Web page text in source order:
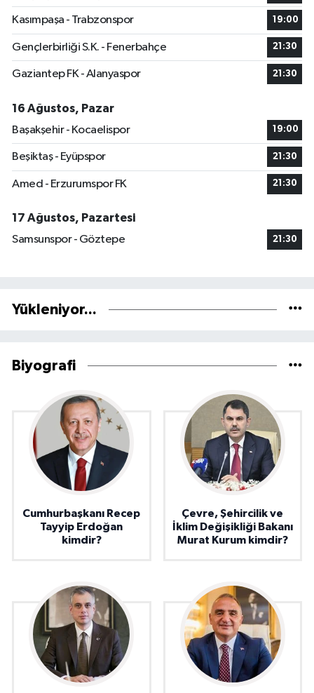
Kasımpaşa - Trabzonspor 19:00
Gençlerbirliği S.K. - Fenerbahçe 21:30
Gaziantep FK - Alanyaspor 21:30
16 Ağustos, Pazar
Başakşehir - Kocaelispor
19:00
Beşiktaş - Eyüpspor 21:30
Amed - Erzurumspor FK 21:30
17 Ağustos, Pazartesi
Samsunspor - Göztepe
21:30
Yükleniyor...
Biyografi
Cumhurbaşkanı Recep
Tayyip Erdoğan
kimdir?
Çevre, Şehircilik ve
İklim Değişikliği Bakanı
Murat Kurum kimdir?